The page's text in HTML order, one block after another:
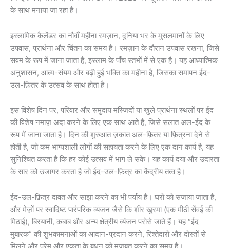
के साथ मनाया जा रहा है।
इस्लामिक कैलेंडर का नौवाँ महीना रमज़ान, दुनिया भर के मुसलमानों के लिए
उपवास, प्रार्थना और चिंतन का समय है। रमज़ान के दौरान उपवास रखना, जिसे
सवम के रूप में जाना जाता है, इस्लाम के पाँच स्तंभों में से एक है। यह आध्यात्मिक
अनुशासन, आत्म-संयम और बढ़ी हुई भक्ति का महीना है, जिसका समापन ईद-
उल-फ़ितर के उत्सव के साथ होता है।
इस विशेष दिन पर, परिवार और समुदाय मस्जिदों या खुले प्रार्थना स्थलों पर ईद
की विशेष नमाज़ अदा करने के लिए एक साथ आते हैं, जिसे सलात अल-ईद के
रूप में जाना जाता है। दिन की शुरुआत ज़कात अल-फ़ितर या फ़ित्रना देने से
होती है, जो कम भाग्यशाली लोगों की सहायता करने के लिए एक दान कार्य है, यह
सुनिश्चित करता है कि हर कोई उत्सव में भाग ले सके। यह कार्य दया और उदारता
के सार को उजागर करता है जो ईद-उल-फ़ित्र का केंद्रीय तत्व है।
ईद-उल-फ़ित्र दावत और साझा करने का भी पर्याय है। घरों को सजाया जाता है,
और मेज़ों पर स्वादिष्ट पारंपरिक व्यंजन जैसे कि शीर खुरमा (एक मीठी सेंवई की
मिठाई), बिरयानी, कबाब और अन्य क्षेत्रीय व्यंजन परोसे जाते हैं। यह “ईद
मुबारक” की शुभकामनाओं का आदान-प्रदान करने, रिश्तेदारों और दोस्तों से